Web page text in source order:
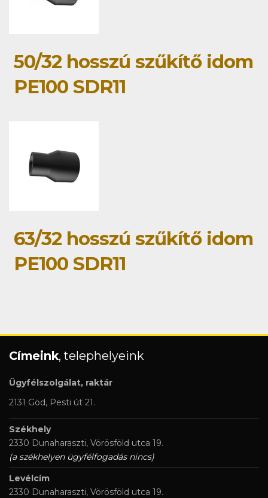
50/32 hosszú szűkítő idom
PE100 SDR11
63/32 hosszú szűkítő idom
PE100 SDR11
Címeink, telephelyeink
Ügyfélszolgálat, raktár
2131 Göd, Pesti út 21.
Székhely
2330 Dunaharaszti, Vörösföld utca 19.
(a székhelyen ügyfélfogadás nincs)
Levélcím
2330 Dunaharaszti, Vörösföld utca 19.